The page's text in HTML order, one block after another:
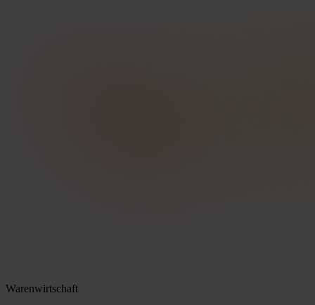
Warenwirtschaft